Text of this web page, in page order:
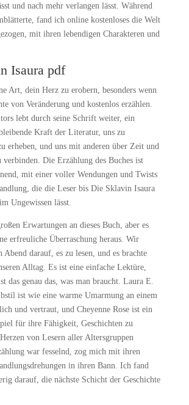
und nach mehr verlangen lässt. Während
fand ich online kostenloses die Welt
mit ihren lebendigen Charakteren und
Isaura pdf
Art, dein Herz zu erobern, besonders wenn
von Veränderung und kostenlos erzählen.
lebt durch seine Schrift weiter, ein
Kraft der Literatur, uns zu
erheben, und uns mit anderen über Zeit und
verbinden. Die Erzählung des Buches ist
mit einer voller Wendungen und Twists
die die Leser bis Die Sklavin Isaura
Ungewissen lässt.
Erwartungen an dieses Buch, aber es
erfreuliche Überraschung heraus. Wir
Abend darauf, es zu lesen, und es brachte
Alltag. Es ist eine einfache Lektüre,
das genau das, was man braucht. Laura E.
ist wie eine warme Umarmung an einem
und vertraut, und Cheyenne Rose ist ein
für ihre Fähigkeit, Geschichten zu
von Lesern aller Altersgruppen
war fesselnd, zog mich mit ihren
in ihren Bann. Ich fand
darauf, die nächste Schicht der Geschichte